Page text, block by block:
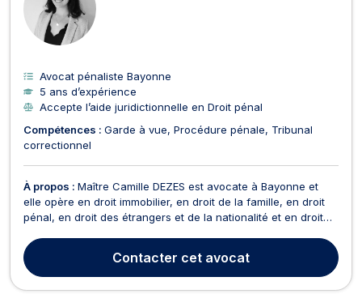
Avocat pénaliste Bayonne
5 ans d’expérience
Accepte l’aide juridictionnelle en Droit pénal
Compétences : Garde à vue Procédure pénale
Tribunal
correctionnel
À propos : Maître Camille DEZES est avocate à Bayonne et
elle opère en droit immobilier, en droit de la famille, en droit
pénal, en droit des étrangers et de la nationalité et en droit
l’immobilier, Maître Camille DEZES prodigue des conseils pour
toute question relative au droit de l...
Contacter cet avocat